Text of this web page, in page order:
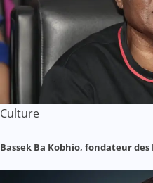
Culture
Bassek Ba Kobhio, fondateur des